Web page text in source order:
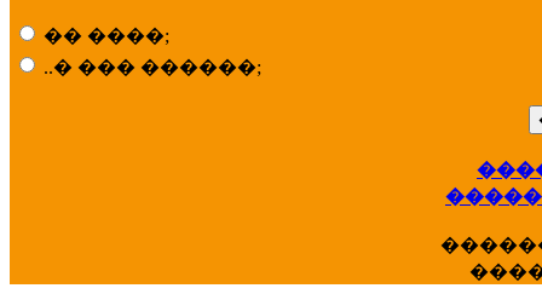
�� ����;
..� ��� ������;